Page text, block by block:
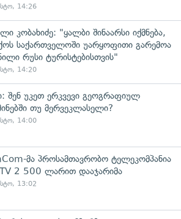
14:26
კობახიძე: "ყალბი შინაარსი იქმნება,
საქართველოში უარყოფითი გარემოა
რუსი ტურისტებისთვის"
14:20
შენ უკეთ ერკვევი გეოგრაფიულ
თუ მერვეკლასელი?
14:00
მა პროსამთავრობო ტელეკომპანია
2 500 ლარით დააჯარიმა
13:02